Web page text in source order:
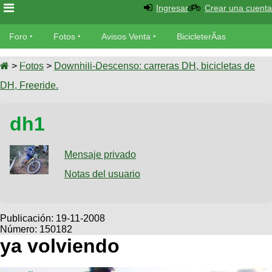
Foro
Foro
TÃ©cnica
Fotos
tu foto
Galeria
XC
Viajes
Descenso
SUBÃ
tu
Buscar
Ultimos
Fotos
BicicleterÃ­
as
Bicicletas
Tandem
Videos
Cicloturismo
Ingresar Crear una cuenta
Foro Fotos Avisos Venta BicicleterÃ­as
Bicicletas Videos
> Fotos > Downhill-Descenso: carreras DH, bicicletas de
DH, Freeride.
dh1
Mensaje privado
Notas del usuario
Publicación: 19-11-2008
Número: 150182
ya volviendo